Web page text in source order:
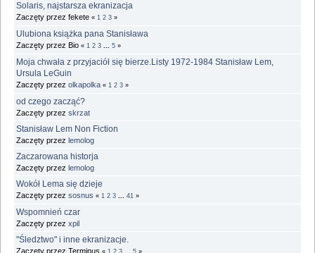
Solaris, najstarsza ekranizacja
Zaczęty przez fekete « 1 2 3 »
Ulubiona książka pana Stanisława
Zaczęty przez Bio « 1 2 3 ... 5 »
Moja chwała z przyjaciół się bierze.Listy 1972-1984 Stanisław Lem,
Ursula LeGuin
Zaczęty przez olkapolka « 1 2 3 »
od czego zacząć?
Zaczęty przez skrzat
Stanisław Lem Non Fiction
Zaczęty przez lemolog
Zaczarowana historja
Zaczęty przez lemolog
Wokół Lema się dzieje
Zaczęty przez sosnus « 1 2 3 ... 41 »
Wspomnień czar
Zaczęty przez xpil
"Śledztwo" i inne ekranizacje.
Zaczęty przez Terminus